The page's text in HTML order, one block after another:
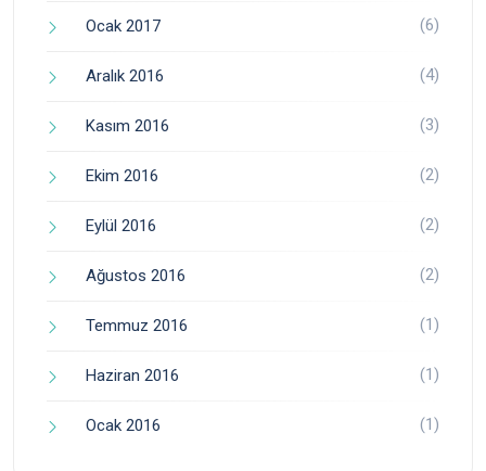
Ocak 2017 (6)
Aralık 2016 (4)
Kasım 2016 (3)
Ekim 2016 (2)
Eylül 2016 (2)
Ağustos 2016 (2)
Temmuz 2016 (1)
Haziran 2016 (1)
Ocak 2016 (1)